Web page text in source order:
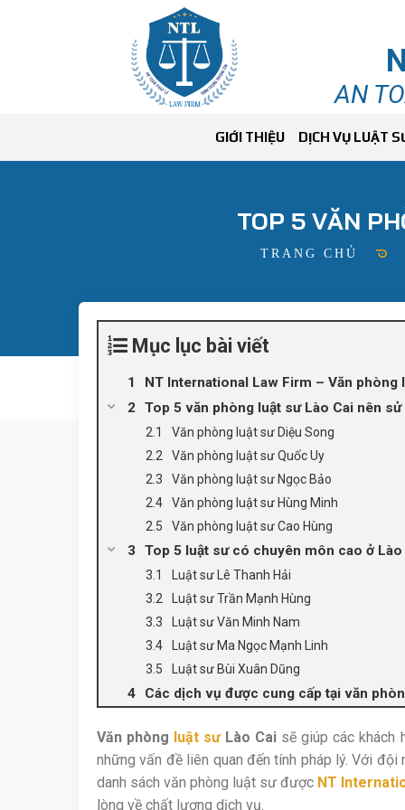
AN
GIỚI THIỆU DỊCH VỤ LUẬT
TOP 5 VĂN
TRANG CHỦ
Mục lục bài viết
NT International Law Firm – Văn phòng
Top 5 văn phòng luật sư Lào Cai nên
Văn phòng luật sư Diệu Song
Văn phòng luật sư Quốc Uy
Văn phòng luật sư Ngọc Bảo
Văn phòng luật sư Hùng Minh
Văn phòng luật sư Cao Hùng
Top 5 luật sư có chuyên môn cao ở Lào
Luật sư Lê Thanh Hải
Luật sư Trần Mạnh Hùng
Luật sư Văn Minh Nam
Luật sư Ma Ngọc Mạnh Linh
Luật sư Bùi Xuân Dũng
Các dịch vụ được cung cấp tại văn
Văn phòng luật sưLào Cai sẽ giúp các khách
những vấn đề liên quan đến tính pháp lý. Với
danh sách văn phòng luật sư được NT
lòng về chất lượng dịch vụ.